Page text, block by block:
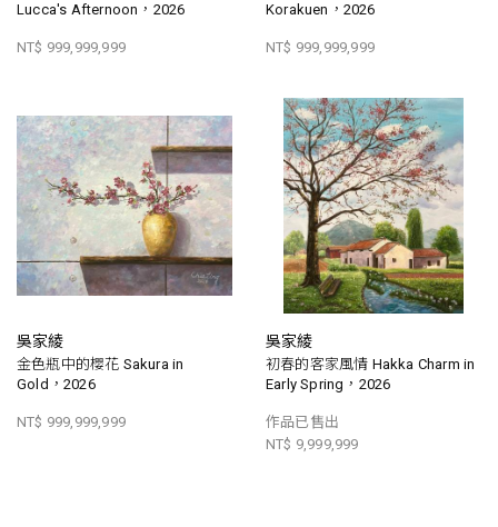
Lucca's Afternoon，2026
NT$ 999,999,999
Korakuen，2026
NT$ 999,999,999
吳家綾
金色瓶中的櫻花 Sakura in
Gold，2026
NT$ 999,999,999
吳家綾
初春的客家風情 Hakka Charm in
Early Spring，2026
作品已售出
NT$ 9,999,999